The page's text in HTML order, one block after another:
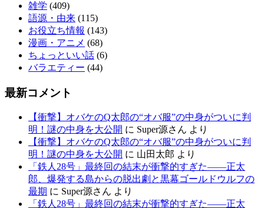
雑学 (409)
語源・由来 (115)
お役立ち情報 (143)
漫画・アニメ (68)
ちょっといい話 (6)
バラエティー (44)
最新コメント
【衝撃】オバケのQ太郎の“オバ服”の中身がついに判
明！謎の中身を大公開 に Super源さん より
【衝撃】オバケのQ太郎の“オバ服”の中身がついに判
明！謎の中身を大公開 に 山田太郎 より
「鉄人28号」最終回の結末が衝撃的すぎた——正太
郎、爆発する島からの脱出劇と黒幕ゴールドウルフの
最期 に Super源さん より
「鉄人28号」最終回の結末が衝撃的すぎた——正太